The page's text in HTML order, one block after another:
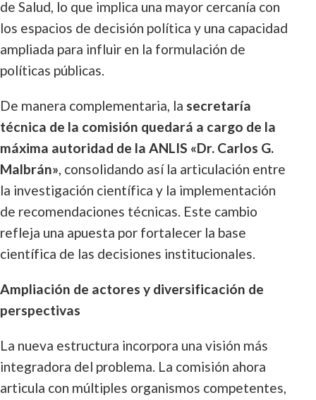
de Salud, lo que implica una mayor cercanía con
los espacios de decisión política y una capacidad
ampliada para influir en la formulación de
políticas públicas.
De manera complementaria, la secretaría
técnica de la comisión quedará a cargo de la
máxima autoridad de la ANLIS «Dr. Carlos G.
Malbrán», consolidando así la articulación entre
la investigación científica y la implementación
de recomendaciones técnicas. Este cambio
refleja una apuesta por fortalecer la base
científica de las decisiones institucionales.
Ampliación de actores y diversificación de
perspectivas
La nueva estructura incorpora una visión más
integradora del problema. La comisión ahora
articula con múltiples organismos competentes,